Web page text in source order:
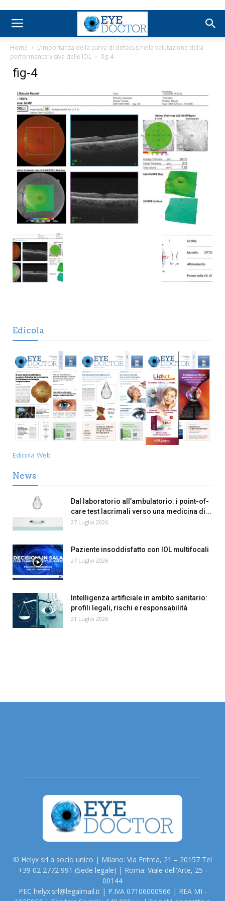
Home
L’importanza della curva di defocus nella valutazione della
performance visiva delle IOL
fig-4
fig-4
Edicola
Edicola Web
News
Dal laboratorio all’ambulatorio: i point-of-
care test lacrimali verso una medicina di...
27 Luglio 2026
Paziente insoddisfatto con IOL multifocali
27 Luglio 2026
Intelligenza artificiale in ambito sanitario:
profili legali, rischi e responsabilità
21 Luglio 2026
© Helyx srl a socio unico | Milano: Via Eritrea, 21 – 20157 Tel
+39 02 2772 991 (Sede legale) | Roma: Viale dell'Arte, 25 -
00144
PEC helyx.srl@legalmail.it | P.IVA 07106000966 | REA MI -